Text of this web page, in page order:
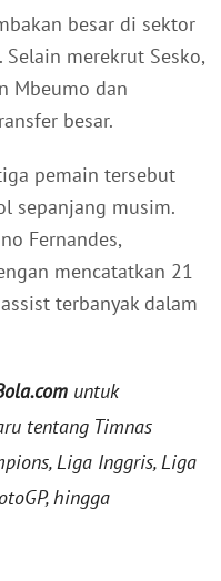
besar di sektor
merekrut Sesko,
Mbeumo dan
besar.
pemain tersebut
sepanjang musim.
Fernandes,
mencatatkan 21
terbanyak dalam
untuk
tentang Timnas
Liga Inggris, Liga
hingga